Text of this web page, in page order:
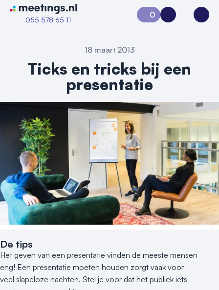
Naar home van Meetings
055 578 65 11
Vraag locatie aan
Locatiegids
Meld locatie aan
Nieuws
Reviews (5⭐️)
0
Aanvraag 0Inloggen
18 maart 2013
Ticks en tricks bij een
presentatie
De tips
Het geven van een presentatie vinden de meeste mensen
eng! Een presentatie moeten houden zorgt vaak voor
veel slapeloze nachten. Stel je voor dat het publiek iets